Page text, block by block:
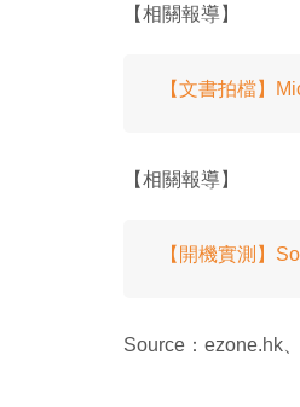
【相關報導】
【文書拍檔】
【相關報導】
【開機實測】
Source：ezone.hk